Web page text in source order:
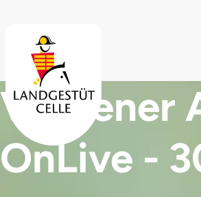
Verdener
OnLive -